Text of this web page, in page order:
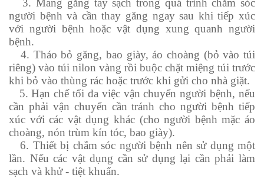
người bệnh và cần thay găng ngay sau khi tiếp xúc
với người bệnh hoặc vật dụng xung quanh người
bệnh.
4. Tháo bỏ găng, bao giày, áo choàng (bỏ vào túi
riêng) vào túi nilon vàng rồi buộc chặt miệng túi trước
khi bỏ vào thùng rác hoặc trước khi gửi cho nhà giặt.
5. Hạn chế tối đa việc vận chuyển người bệnh, nếu
cần phải vận chuyển cần tránh cho người bệnh tiếp
xúc với các vật dụng khác (cho người bệnh mặc áo
choàng, nón trùm kín tóc, bao giày).
6. Thiết bị chắm sóc người bệnh nên sử dụng một
lần. Nếu các vật dụng cần sử dụng lại cần phải làm
sạch và khử - tiệt khuẩn.